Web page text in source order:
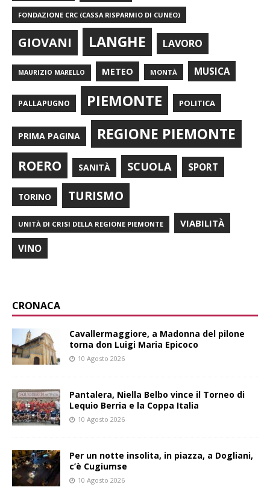
FONDAZIONE CRC (CASSA RISPARMIO DI CUNEO)
GIOVANI LANGHE LAVORO
MAURIZIO MARELLO METEO MONTÀ MUSICA
PALLAPUGNO PIEMONTE POLITICA
PRIMA PAGINA REGIONE PIEMONTE
ROERO SANITÀ SCUOLA SPORT
TORINO TURISMO
UNITÀ DI CRISI DELLA REGIONE PIEMONTE VIABILITÀ
VINO
CRONACA
Cavallermaggiore, a Madonna del pilone
torna don Luigi Maria Epicoco
10 Agosto 2026
Pantalera, Niella Belbo vince il Torneo di
Lequio Berria e la Coppa Italia
10 Agosto 2026
Per un notte insolita, in piazza, a Dogliani,
c’è Cugiumse
10 Agosto 2026